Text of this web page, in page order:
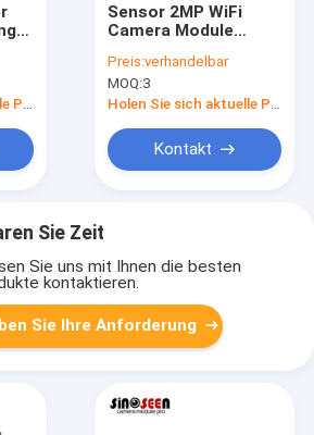
Holen Sie sich aktuelle Preis
Sensor 2MP WiFi
Camera Module
30fps GC2053
Preis:verhandelbar
MOQ:3
Holen Sie sich aktuelle Preis
Kontakt
Sie Zeit
Sie uns mit Ihnen die besten
kontaktieren.
Sie Ihre Anforderung